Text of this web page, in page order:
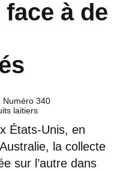
à de
Numéro 340
laitiers
États-Unis, en
la collecte
sur l’autre dans